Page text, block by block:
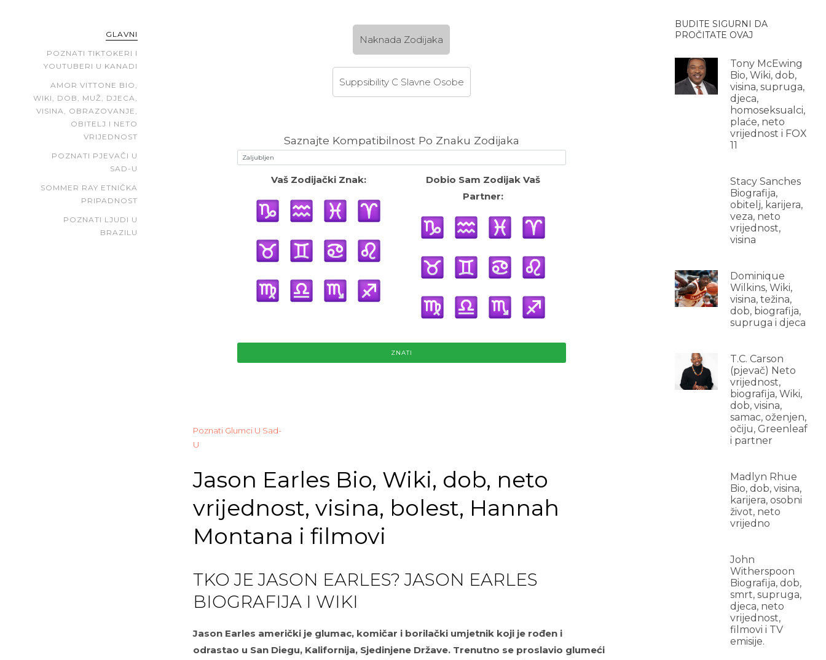
GLAVNI
POZNATI TIKTOKERI I
YOUTUBERI U KANADI
AMOR VITTONE BIO,
WIKI, DOB, MUŽ, DJECA,
VISINA, OBRAZOVANJE,
OBITELJ I NETO
VRIJEDNOST
POZNATI PJEVAČI U
SAD-U
SOMMER RAY ETNIČKA
PRIPADNOST
POZNATI LJUDI U
BRAZILU
Naknada Zodijaka
Suppsibility C Slavne Osobe
Saznajte Kompatibilnost Po Znaku Zodijaka
Vaš Zodijački Znak:
Dobio Sam Zodijak Vaš
Partner:
ZNATI
Poznati Glumci U Sad-
U
Jason Earles Bio, Wiki, dob, neto
vrijednost, visina, bolest, Hannah
Montana i filmovi
TKO JE JASON EARLES? JASON EARLES
BIOGRAFIJA I WIKI
Jason Earles američki je glumac, komičar i borilački umjetnik koji je rođen i
odrastao u San Diegu, Kalifornija, Sjedinjene Države. Trenutno se proslavio glumeći
BUDITE SIGURNI DA
PROČITATE OVAJ
Tony McEwing
Bio, Wiki, dob,
visina, supruga,
djeca,
homoseksualci,
plaće, neto
vrijednost i FOX
11
Stacy Sanches
Biografija,
obitelj, karijera,
veza, neto
vrijednost,
visina
Dominique
Wilkins, Wiki,
visina, težina,
dob, biografija,
supruga i djeca
T.C. Carson
(pjevač) Neto
vrijednost,
biografija, Wiki,
dob, visina,
samac, oženjen,
očiju, Greenleaf
i partner
Madlyn Rhue
Bio, dob, visina,
karijera, osobni
život, neto
vrijedno
John
Witherspoon
Biografija, dob,
smrt, supruga,
djeca, neto
vrijednost,
filmovi i TV
emisije.